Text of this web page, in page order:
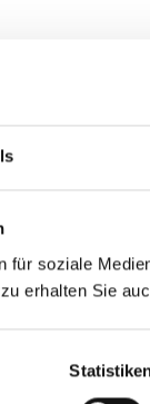
soziale
erhalten Sie